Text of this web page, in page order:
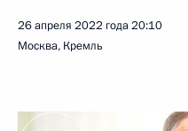
26 апреля 2022 года20:10
Москва, Кремль